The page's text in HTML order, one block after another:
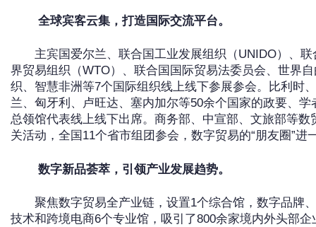
全球宾客云集，打造国际交流平台。
主宾国爱尔兰、联合国工业发展组织（UNIDO）、
界贸易组织（WTO）、联合国国际贸易法委员会、世界
织、智慧非洲等7个国际组织线上线下参展参会。比利时
兰、匈牙利、卢旺达、塞内加尔等50余个国家的政要、
总领馆代表线上线下出席。商务部、中宣部、文旅部等
关活动，全国11个省市组团参会，数字贸易的“朋友圈”进
数字新品荟萃，引领产业发展趋势。
聚焦数字贸易全产业链，设置1个综合馆，数字品牌
技术和跨境电商6个专业馆，吸引了800余家境内外头部